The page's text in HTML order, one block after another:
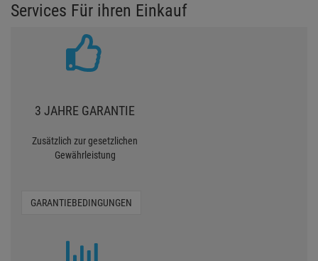
Services Für ihren Einkauf
3 JAHRE GARANTIE
Zusätzlich zur gesetzlichen
Gewährleistung
GARANTIEBEDINGUNGEN